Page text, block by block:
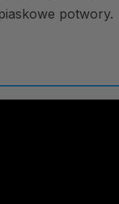
potwory.